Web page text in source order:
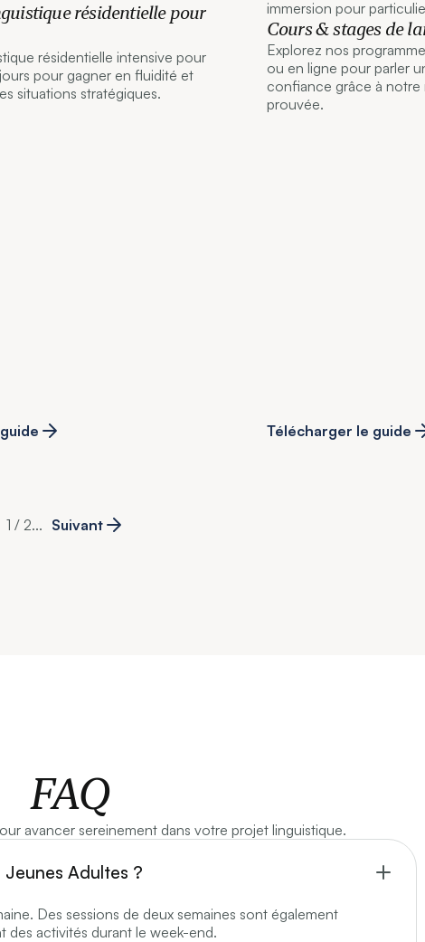
résidentielle pour
résidentielle intensive pour
pour gagner en fluidité et
situations stratégiques.
Cours & stages de
Explorez nos
ou en ligne pour parler
confiance grâce à
prouvée.
Télécharger le guide
1 / 2... Suivant
FAQ
avancer sereinement dans votre projet linguistique.
Jeunes Adultes ?
Des sessions de deux semaines sont également
des activités durant le week-end.